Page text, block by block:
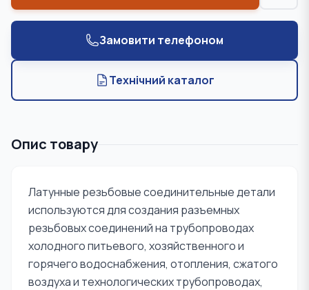
Замовити телефоном
Технічний каталог
Опис товару
Латунные резьбовые соединительные детали
используются для создания разъемных
резьбовых соединений на трубопроводах
холодного питьевого, хозяйственного и
горячего водоснабжения, отопления, сжатого
воздуха и технологических трубопроводах,